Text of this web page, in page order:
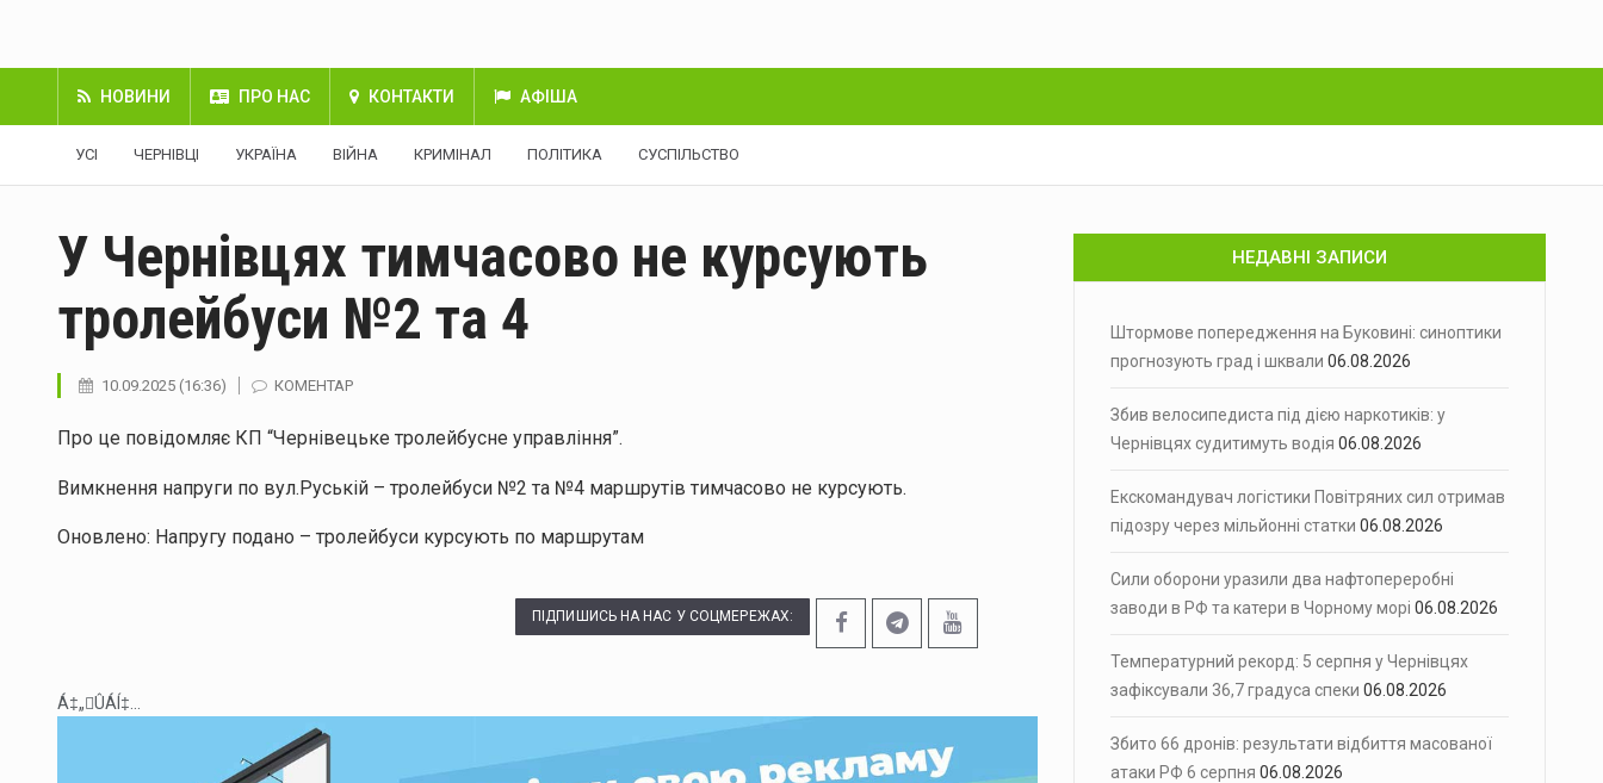
НОВИНИ ПРО НАС КОНТАКТИ АФІША
УСІ ЧЕРНІВЦІ УКРАЇНА ВІЙНА КРИМІНАЛ ПОЛІТИКА СУСПІЛЬСТВО
У Чернівцях тимчасово не курсують
тролейбуси №2 та 4
10.09.2025 (16:36) КОМЕНТАР
Про це повідомляє КП “Чернівецьке тролейбусне управління”.
Вимкнення напруги по вул.Руській – тролейбуси №2 та №4 маршрутів тимчасово не курсують.
Оновлено: Напругу подано – тролейбуси курсують по маршрутам
ПІДПИШИСЬ НА НАС У СОЦМЕРЕЖАХ:
Á‡„ÛÁÍ‡...
НЕДАВНІ ЗАПИСИ
Штормове попередження на Буковині: синоптики
прогнозують град і шквали 06.08.2026
Збив велосипедиста під дією наркотиків: у
Чернівцях судитимуть водія 06.08.2026
Екскомандувач логістики Повітряних сил отримав
підозру через мільйонні статки 06.08.2026
Сили оборони уразили два нафтопереробні
заводи в РФ та катери в Чорному морі 06.08.2026
Температурний рекорд: 5 серпня у Чернівцях
зафіксували 36,7 градуса спеки 06.08.2026
Збито 66 дронів: результати відбиття масованої
атаки РФ 6 серпня 06.08.2026